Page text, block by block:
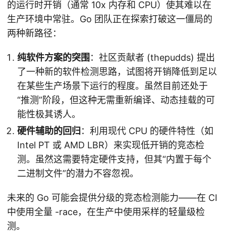
的运行时开销（通常 10x 内存和 CPU）使其难以在
生产环境中常驻。Go 团队正在探索打破这一僵局的
两种新路径：
纯软件方案的突围 ：社区贡献者 (thepudds) 提出
了一种新的软件检测思路，试图将开销降低到足以
在某些生产场景下运行的程度。虽然目前还处于
“推测”阶段，但这种无需重新编译、动态挂载的可
能性极其诱人。
硬件辅助的回归：利用现代 CPU 的硬件特性（如
Intel PT 或 AMD LBR）来实现低开销的竞态检
测。虽然这需要特定硬件支持，但其“内置于每个
二进制文件”的潜力不容忽视。
未来的 Go 可能会提供分级的竞态检测能力——在 CI
中使用全量 -race，在生产中使用采样的轻量级检
测。